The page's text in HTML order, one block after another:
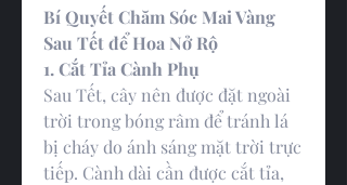
Bí Quyết Chăm Sóc Mai Vàng
Sau Tết để Hoa Nở Rộ
1. Cắt Tỉa Cành Phụ
Sau Tết, cây nên được đặt ngoài
trời trong bóng râm để tránh lá
bị cháy do ánh sáng mặt trời trực
tiếp. Cành dài cần được cắt tỉa,